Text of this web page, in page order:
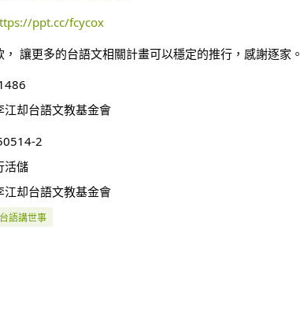
ppt.cc/fcycox
讓更多的台語文相關計畫可以穩定的推行，感謝逐家。
江却台語文教基金會
2
活儲
江却台語文教基金會
台語講世事